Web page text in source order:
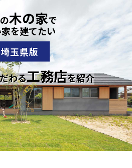
木の家で
を建てたい
埼玉県版
わる工務店を紹介